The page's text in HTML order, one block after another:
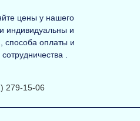
цены у нашего
индивидуальны и
способа оплаты и
.
279-15-06